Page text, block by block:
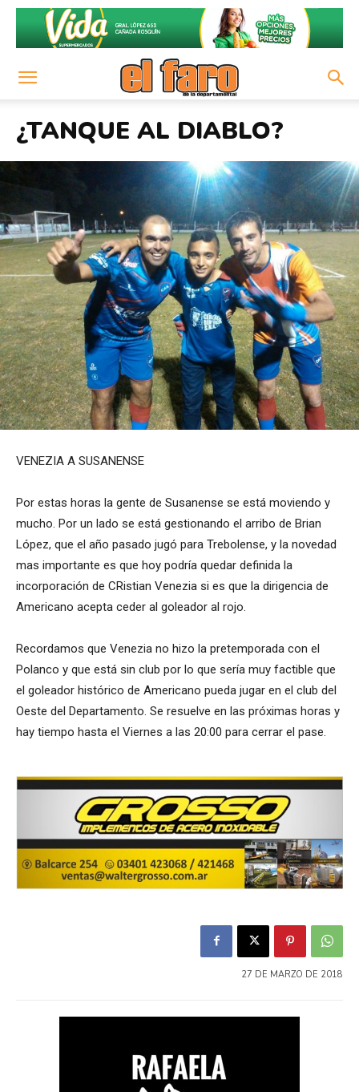
¿TANQUE AL DIABLO?
VENEZIA A SUSANENSE
Por estas horas la gente de Susanense se está moviendo y
mucho. Por un lado se está gestionando el arribo de Brian
López, que el año pasado jugó para Trebolense, y la novedad
mas importante es que hoy podría quedar definida la
incorporación de CRistian Venezia si es que la dirigencia de
Americano acepta ceder al goleador al rojo.
Recordamos que Venezia no hizo la pretemporada con el
Polanco y que está sin club por lo que sería muy factible que
el goleador histórico de Americano pueda jugar en el club del
Oeste del Departamento. Se resuelve en las próximas horas y
hay tiempo hasta el Viernes a las 20:00 para cerrar el pase.
27 DE MARZO DE 2018